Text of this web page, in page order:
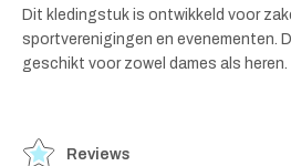
Dit kledingstuk is ontwikkeld voor
sportverenigingen en evenementen.
geschikt voor zowel dames als heren.
Reviews